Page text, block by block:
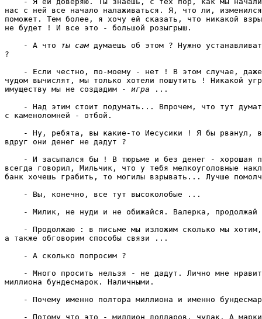
нас с ней все начало налаживаться. Я, что ли,
поможет. Тем более, я хочу ей сказать, что никакой
не будет ! И все это - большой розыгрыш.
- А что
ты сам думаешь об этом ? Нужно
?
- Если честно, по-моему - нет ! В этом случае, даже
чудом вычислят, мы только хотели пошутить ! Никакой
имуществу мы не создадим - игра
...
- Над этим стоит подумать... Впрочем, что тут
с каменоломней - отбой.
- Ну, ребята, вы какие-то Иесусики ! Я бы рванул, в
вдруг они денег не дадут ?
- И засыпался бы ! В тюрьме и без денег - хорошая
всегда говорил, Мильчик, что у тебя мелкоуголовные
банк хочешь грабить, то могилы взрывать... Лучше
- Вы, конечно, все тут высоколобые ...
- Милик, не нуди и не обижайся. Валерка,
- Продолжаю : в письме мы изложим сколько мы хотим,
а также обговорим способы связи ...
- А сколько попросим ?
- Много просить нельзя - не дадут. Лично мне
миллиона бундесмарок. Наличными.
- Почему именно полтора миллиона и именно
- Потому что это - миллион долларов, чудак. А марки